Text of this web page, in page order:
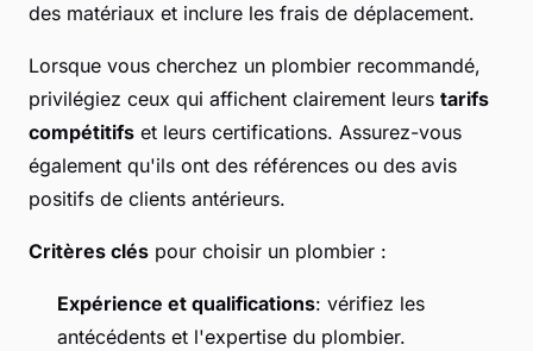
des matériaux et inclure les frais de déplacement.
Lorsque vous cherchez un plombier recommandé,
privilégiez ceux qui affichent clairement leurs tarifs
compétitifs et leurs certifications. Assurez-vous
également qu'ils ont des références ou des avis
positifs de clients antérieurs.
Critères clés pour choisir un plombier :
Expérience et qualifications: vérifiez les
antécédents et l'expertise du plombier.